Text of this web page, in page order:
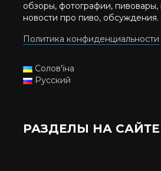
обзоры, фотографии, пивовары,
новости про пиво, обсуждения.
Политика конфиденциальности
Солов'їна
Русский
РАЗДЕЛЫ НА САЙТЕ